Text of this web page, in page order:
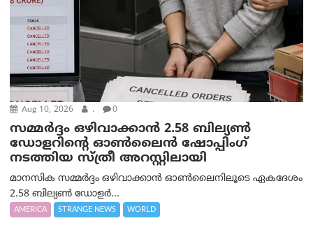
Aug 10, 2026 . 0
സമ്മര്‍ദ്ദം ഒഴിവാക്കാന്‍ 2.58 ബില്യൺ
ഡോളറിന്റെ ഓണ്‍ലൈന്‍ ഷോപ്പിംഗ്
നടത്തിയ സ്ത്രീ അറസ്റ്റിലായി
മാനസിക സമ്മര്‍ദ്ദം ഒഴിവാക്കാന്‍ ഓണ്‍ലൈനിലൂടെ ഏകദേശം
2.58 ബില്യൺ ഡോളർ...
AMERICA STRANGE NEWS WORLD